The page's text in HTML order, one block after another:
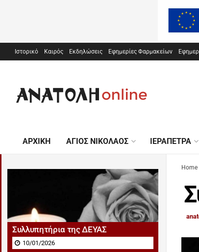
Συλλυπητήρια της ΔΕΥΑΣ
10/01/2026
Ιστορικό Καιρός Εκδηλώσεις Εφημερίες Φαρμακείων
ΑΡΧΙΚΉ ΆΓΙΟΣ ΝΙΚΌΛΑΟΣ ΙΕΡΆΠΕΤΡΑ
Home